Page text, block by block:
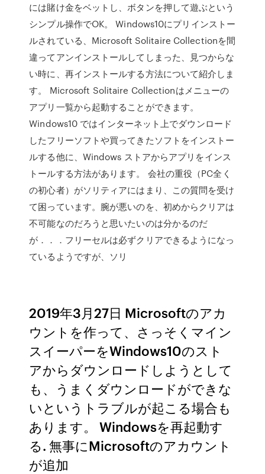
には賭け金をベットし、ボタンを押して遊ぶという
シンプル操作でOK。 Windows10にプリインストー
ルされている、Microsoft Solitaire Collectionを間
違ってアンインストールしてしまった、見つからな
い時に、再インストールする方法について紹介しま
す。 Microsoft Solitaire Collectionはメニューの
アプリ一覧から起動することができます。
Windows10 ではインターネット上でダウンロード
したフリーソフトや買ってきたソフトをインストー
ルする他に、Windows ストアからアプリをインス
トールする方法があります。 会社の重役（PC全く
の初心者）がソリティアにはまり、この質問を受け
て困っています。腕が悪いのを、初めからクリアは
不可能なのだろうと思いたいのは分かるのだ
が．．．フリーセルは必ずクリアできるようになっ
ているようですが、ソリ
2019年3月27日 Microsoftのアカ
ウントを作って、さっそくマイン
スイーパーをWindows10のスト
アからダウンロードしようとして
も、うまくダウンロードができな
いというトラブルが起こる場合も
あります。 Windowsを再起動す
る. 無事にMicrosoftのアカウント
が追加